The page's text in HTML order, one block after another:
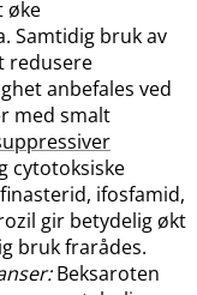
øke
Samtidig bruk av
redusere
anbefales ved
med smalt
cytotoksiske
ifosfamid,
gir betydelig økt
bruk frarådes.
Beksaroten